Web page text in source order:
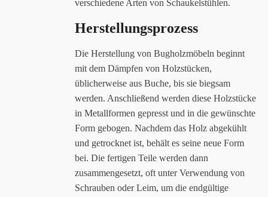
verschiedene Arten von Schaukelstühlen.
Herstellungsprozess
Die Herstellung von Bugholzmöbeln beginnt
mit dem Dämpfen von Holzstücken,
üblicherweise aus Buche, bis sie biegsam
werden. Anschließend werden diese Holzstücke
in Metallformen gepresst und in die gewünschte
Form gebogen. Nachdem das Holz abgekühlt
und getrocknet ist, behält es seine neue Form
bei. Die fertigen Teile werden dann
zusammengesetzt, oft unter Verwendung von
Schrauben oder Leim, um die endgültige